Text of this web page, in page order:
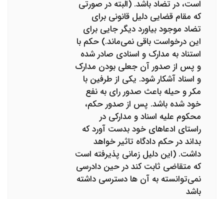
است، در تضاد باشد. (البته در صورتی
که مقام قضایی دلیل قانونی برای
تضاد موجود بیاورد دیگر جایی برای
این درخواست باقی نمی‌ماند.) حکم با
استناد به مدارک و اسنادی صادر شده
و پس از صدور آن جعلی بودن مدارک
و اسناد آشکار شود. یکی از طرفین با
مکر و حیله باعث صدور رای به نفع
خود شده باشد. پس از صدور حکم،
محکوم علیه اسناد و مدارکی در
راستای ادعاهای خود بدست آورد که
بداند در حکم دادگاه تاثیر خواهد
داشت. (این دلیل زمانی پذیرفته است
که متقاضی ثابت کند در حین دادرسی
نمی‌توانسته به آن ها دسترسی داشته
باشد